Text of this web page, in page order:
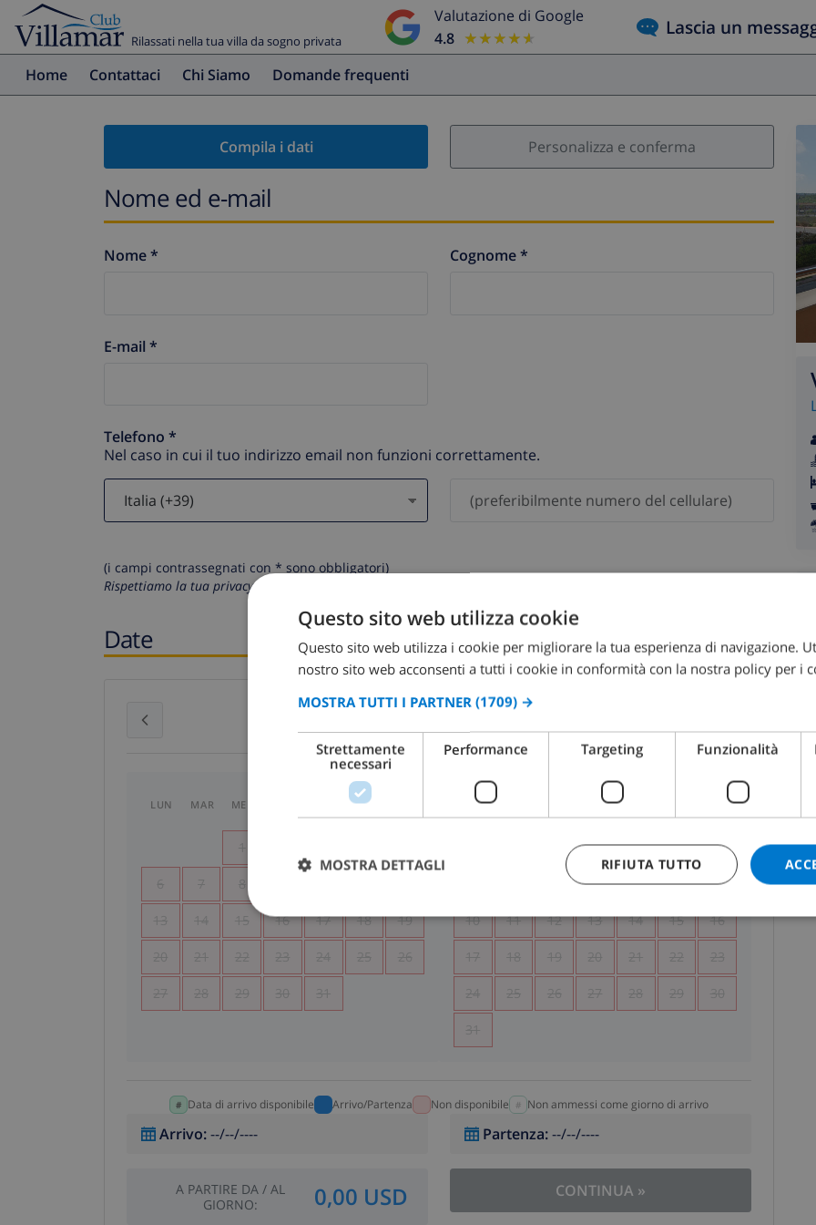
Rilassati nella tua villa da sogno privata
Valutazione di Google
4.8 ★★★★★
★★★★★ Lascia un
Home Contattaci Chi Siamo Domande frequenti
Compila i dati Personalizza e conferma
Nome ed e-mail
Nome * Cognome *
E-mail *
Telefono *
Nel caso in cui il tuo indirizzo email non funzioni correttamente.
(i campi contrassegnati con * sono obbligatori)
Rispettiamo la tua privacy. I tuoi dati personali non saranno mai condivisi con gli altri.
Date
LUN MAR MER SAB
1
6 7 8
13 14 15 16 17 18 19
20 21 22 23 24 25 26
27 28 29 30 31
LUN GIO DOM
1 2
6 7 8 9
10 11 12 13 14 15 16
17 18 19 20 21 22 23
24 25 26 27 28 29 30
31
Data di arrivo disponibile Arrivo/Partenza Non disponibile Non ammessi come giorno di arrivo
Arrivo:--/--/---- Partenza:--/--/----
A PARTIRE DA / AL
GIORNO: 0,00 USD CONTINUA »
Questo sito web utilizza cookie
Questo sito web utilizza i cookie per migliorare la tua esperienza di navigazione.
nostro sito web acconsenti a tutti i cookie in conformità con la nostra policy per i
MOSTRA TUTTI I PARTNER (1709) →
Strettamente
necessari
Performance Targeting Funzionalità
RIFIUTA TUTTO
MOSTRA DETTAGLI